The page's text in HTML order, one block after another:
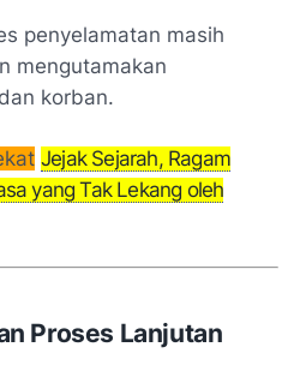
penyelamatan masih
mengutamakan
korban.
Jejak Sejarah, Ragam
yang Tak Lekang oleh
Proses Lanjutan